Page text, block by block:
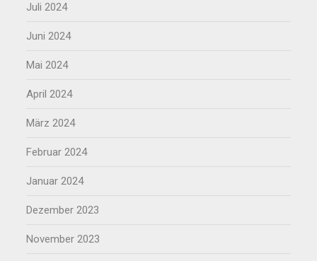
Juli 2024
Juni 2024
Mai 2024
April 2024
März 2024
Februar 2024
Januar 2024
Dezember 2023
November 2023